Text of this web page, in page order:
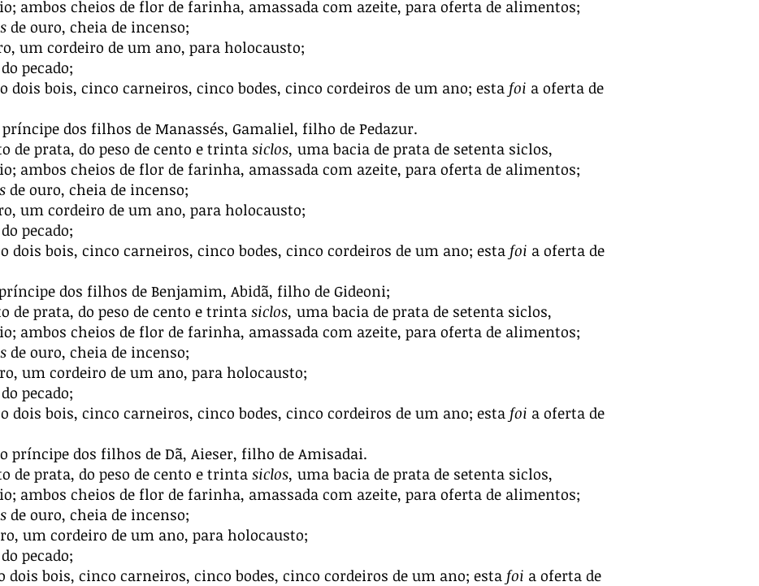
ambos cheios de flor de farinha, amassada com azeite, para oferta de alimentos;
de ouro, cheia de incenso;
um cordeiro de um ano, para holocausto;
pecado;
dois bois, cinco carneiros, cinco bodes, cinco cordeiros de um ano; esta foi a oferta de
dos filhos de Manassés, Gamaliel, filho de Pedazur.
de prata, do peso de cento e trinta siclos, uma bacia de prata de setenta siclos,
ambos cheios de flor de farinha, amassada com azeite, para oferta de alimentos;
de ouro, cheia de incenso;
um cordeiro de um ano, para holocausto;
pecado;
dois bois, cinco carneiros, cinco bodes, cinco cordeiros de um ano; esta foi a oferta de
dos filhos de Benjamim, Abidã, filho de Gideoni;
de prata, do peso de cento e trinta siclos, uma bacia de prata de setenta siclos,
ambos cheios de flor de farinha, amassada com azeite, para oferta de alimentos;
de ouro, cheia de incenso;
um cordeiro de um ano, para holocausto;
pecado;
dois bois, cinco carneiros, cinco bodes, cinco cordeiros de um ano; esta foi a oferta de
o príncipe dos filhos de Dã, Aieser, filho de Amisadai.
de prata, do peso de cento e trinta siclos, uma bacia de prata de setenta siclos,
ambos cheios de flor de farinha, amassada com azeite, para oferta de alimentos;
de ouro, cheia de incenso;
um cordeiro de um ano, para holocausto;
pecado;
bois, cinco carneiros, cinco bodes, cinco cordeiros de um ano; esta foi a oferta de